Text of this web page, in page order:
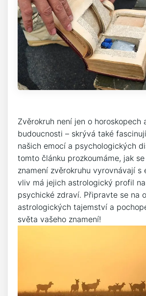
Zvěrokruh není jen o horoskopech
budoucnosti – skrývá také
našich emocí a psychologických
tomto článku prozkoumáme, jak
znamení zvěrokruhu vyrovnávají s
vliv má jejich astrologický profil
psychické zdraví. Připravte se na
astrologických tajemství a
světa vašeho znamení!